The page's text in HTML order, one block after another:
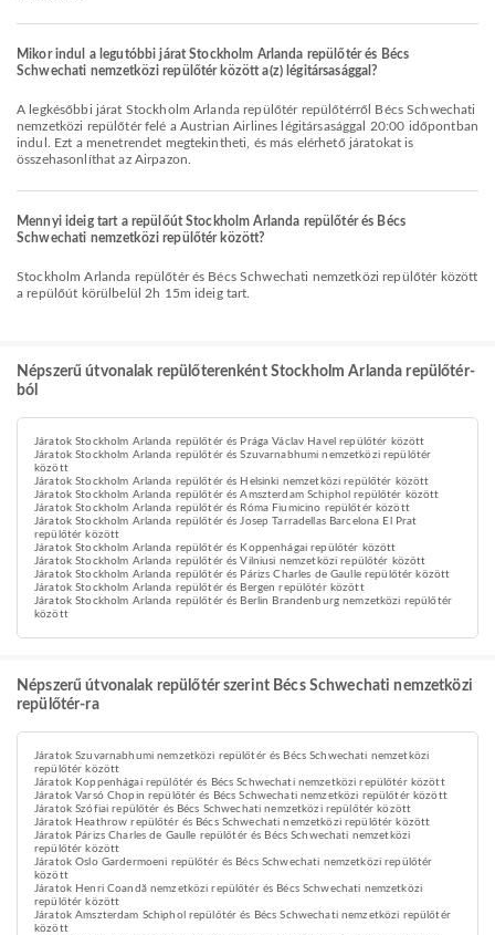
Mikor indul a legutóbbi járat Stockholm Arlanda repülőtér és Bécs
Schwechati nemzetközi repülőtér között a(z) légitársasággal?
A legkésőbbi járat Stockholm Arlanda repülőtér repülőtérről Bécs Schwechati
nemzetközi repülőtér felé a Austrian Airlines légitársasággal 20:00 időpontban
indul. Ezt a menetrendet megtekintheti, és más elérhető járatokat is
összehasonlíthat az Airpazon.
Mennyi ideig tart a repülőút Stockholm Arlanda repülőtér és Bécs
Schwechati nemzetközi repülőtér között?
Stockholm Arlanda repülőtér és Bécs Schwechati nemzetközi repülőtér között
a repülőút körülbelül 2h 15m ideig tart.
Népszerű útvonalak repülőterenként Stockholm Arlanda repülőtér-
ból
Járatok Stockholm Arlanda repülőtér és Prága Václav Havel repülőtér között
Járatok Stockholm Arlanda repülőtér és Szuvarnabhumi nemzetközi repülőtér
között
Járatok Stockholm Arlanda repülőtér és Helsinki nemzetközi repülőtér között
Járatok Stockholm Arlanda repülőtér és Amszterdam Schiphol repülőtér között
Járatok Stockholm Arlanda repülőtér és Róma Fiumicino repülőtér között
Járatok Stockholm Arlanda repülőtér és Josep Tarradellas Barcelona El Prat
repülőtér között
Járatok Stockholm Arlanda repülőtér és Koppenhágai repülőtér között
Járatok Stockholm Arlanda repülőtér és Vilniusi nemzetközi repülőtér között
Járatok Stockholm Arlanda repülőtér és Párizs Charles de Gaulle repülőtér között
Járatok Stockholm Arlanda repülőtér és Bergen repülőtér között
Járatok Stockholm Arlanda repülőtér és Berlin Brandenburg nemzetközi repülőtér
között
Népszerű útvonalak repülőtér szerint Bécs Schwechati nemzetközi
repülőtér-ra
Járatok Szuvarnabhumi nemzetközi repülőtér és Bécs Schwechati nemzetközi
repülőtér között
Járatok Koppenhágai repülőtér és Bécs Schwechati nemzetközi repülőtér között
Járatok Varsó Chopin repülőtér és Bécs Schwechati nemzetközi repülőtér között
Járatok Szófiai repülőtér és Bécs Schwechati nemzetközi repülőtér között
Járatok Heathrow repülőtér és Bécs Schwechati nemzetközi repülőtér között
Járatok Párizs Charles de Gaulle repülőtér és Bécs Schwechati nemzetközi
repülőtér között
Járatok Oslo Gardermoeni repülőtér és Bécs Schwechati nemzetközi repülőtér
között
Járatok Henri Coandă nemzetközi repülőtér és Bécs Schwechati nemzetközi
repülőtér között
Járatok Amszterdam Schiphol repülőtér és Bécs Schwechati nemzetközi repülőtér
között